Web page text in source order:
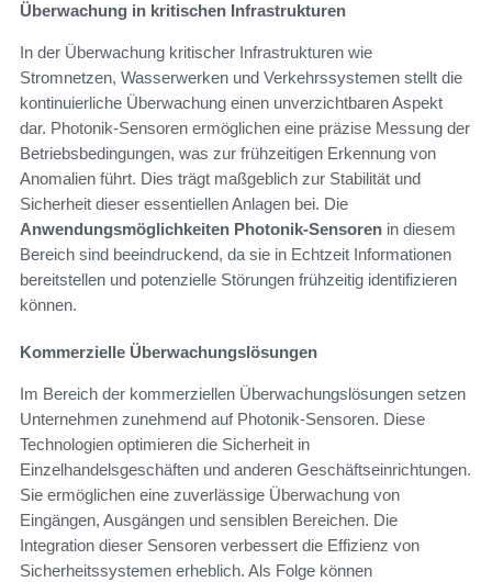
Überwachung in kritischen Infrastrukturen
In der Überwachung kritischer Infrastrukturen wie
Stromnetzen, Wasserwerken und Verkehrssystemen stellt die
kontinuierliche Überwachung einen unverzichtbaren Aspekt
dar. Photonik-Sensoren ermöglichen eine präzise Messung der
Betriebsbedingungen, was zur frühzeitigen Erkennung von
Anomalien führt. Dies trägt maßgeblich zur Stabilität und
Sicherheit dieser essentiellen Anlagen bei. Die
Anwendungsmöglichkeiten Photonik-Sensoren in diesem
Bereich sind beeindruckend, da sie in Echtzeit Informationen
bereitstellen und potenzielle Störungen frühzeitig identifizieren
können.
Kommerzielle Überwachungslösungen
Im Bereich der kommerziellen Überwachungslösungen setzen
Unternehmen zunehmend auf Photonik-Sensoren. Diese
Technologien optimieren die Sicherheit in
Einzelhandelsgeschäften und anderen Geschäftseinrichtungen.
Sie ermöglichen eine zuverlässige Überwachung von
Eingängen, Ausgängen und sensiblen Bereichen. Die
Integration dieser Sensoren verbessert die Effizienz von
Sicherheitssystemen erheblich. Als Folge können